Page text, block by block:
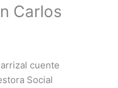
Carlos
cuente
Social